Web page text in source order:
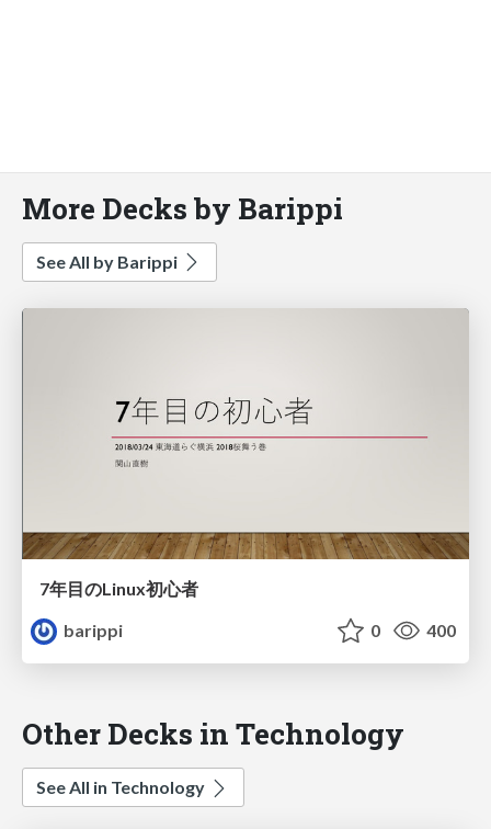
More Decks by Barippi
See All by Barippi
7年目のLinux初心者
barippi
0 400
Other Decks in Technology
See All in Technology